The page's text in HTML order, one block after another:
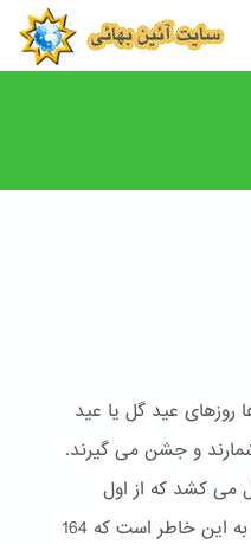
روزهای عید گل یا عید
و جشن می گیرند.
می کشد که از اول
اردیبهشت آغاز می شود. این عید به این خاطر است که 164